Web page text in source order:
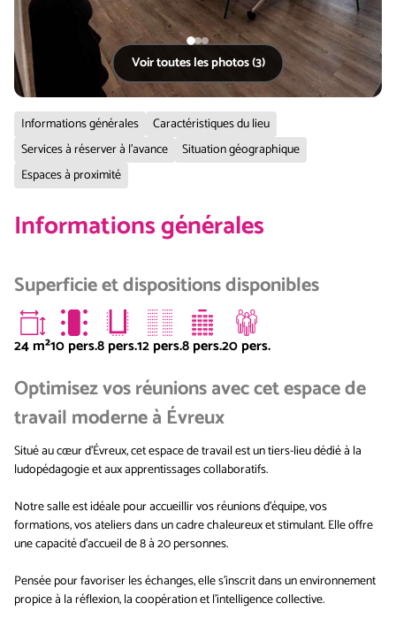
Voir toutes les photos (3)
Informations générales
Caractéristiques du lieu
Services à réserver à l'avance
Situation géographique
Espaces à proximité
Informations générales
Superficie et dispositions disponibles
24m²10 pers.8 pers.12 pers.8 pers.20 pers.
Optimisez vos réunions avec cet espace de
travail moderne à Évreux
Situé au cœur d’Évreux, cet espace de travail est un tiers-lieu dédié à la
ludopédagogie et aux apprentissages collaboratifs.
Notre salle est idéale pour accueillir vos réunions d’équipe, vos
formations, vos ateliers dans un cadre chaleureux et stimulant. Elle offre
une capacité d'accueil de 8 à 20 personnes.
Pensée pour favoriser les échanges, elle s’inscrit dans un environnement
propice à la réflexion, la coopération et l’intelligence collective.